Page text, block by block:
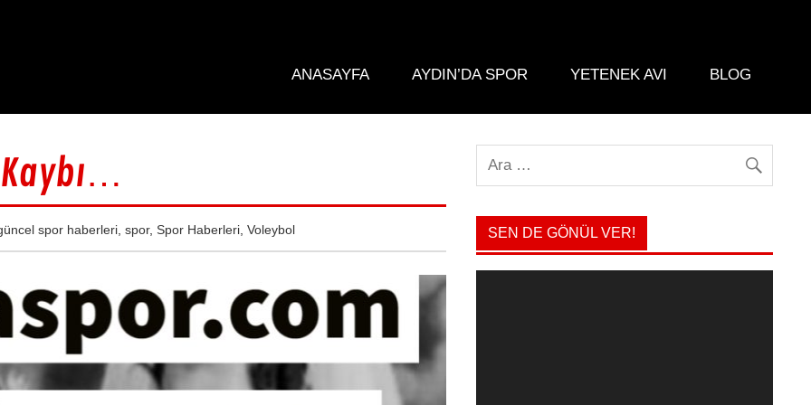
ANASAYFA AYDIN’DA SPOR YETENEK AVI BLOG
Kaybı…
spor haberleri, spor, Spor Haberleri, Voleybol SEN DE GÖNÜL VER!
Video